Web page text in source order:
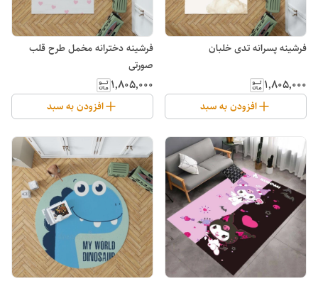
فرشینه پسرانه تدی خلبان
۱٬۸۰۵٬۰۰۰
افزودن به سبد
فرشینه دخترانه مخمل طرح قلب
صورتی
۱٬۸۰۵٬۰۰۰
افزودن به سبد